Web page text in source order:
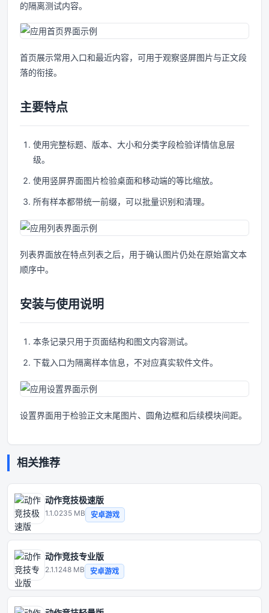
的隔离测试内容。
首页展示常用入口和最近内容，可用于观察竖屏图片与正文段
落的衔接。
主要特点
使用完整标题、版本、大小和分类字段检验详情信息层
级。
使用竖屏界面图片检验桌面和移动端的等比缩放。
所有样本都带统一前缀，可以批量识别和清理。
列表界面放在特点列表之后，用于确认图片仍处在原始富文本
顺序中。
安装与使用说明
本条记录只用于页面结构和图文内容测试。
下载入口为隔离样本信息，不对应真实软件文件。
设置界面用于检验正文末尾图片、圆角边框和后续模块间距。
相关推荐
动作竞技极速版
1.1.0235 MB 安卓游戏
动作竞技专业版
2.1.1 248 MB 安卓游戏